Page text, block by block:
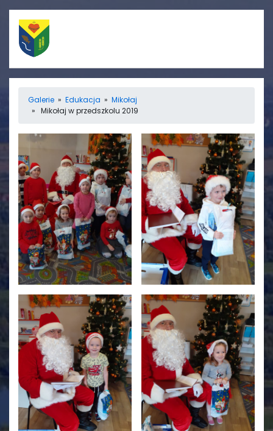
Porządek nabożeństw
Straż Pożarna
Ośrodek zdrowia
Koło gospodyń
wiejskich
Rada sołecka
Świetlica
Informacje
Aktualności
Galerie
Galerie » Edukacja » Mikołaj
» Mikołaj w przedszkolu 2019